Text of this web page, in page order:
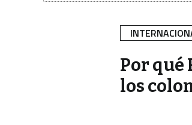
Por qué
los